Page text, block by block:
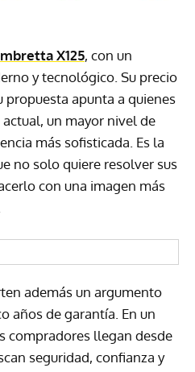
X125, con un
y tecnológico. Su precio
propuesta apunta a quienes
un mayor nivel de
más sofisticada. Es la
no solo quiere resolver sus
con una imagen más
además un argumento
años de garantía. En un
compradores llegan desde
seguridad, confianza y